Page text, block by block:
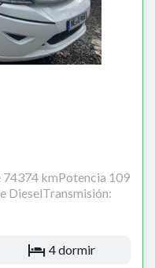
kmPotencia 109
DieselTransmisión:
4 dormir